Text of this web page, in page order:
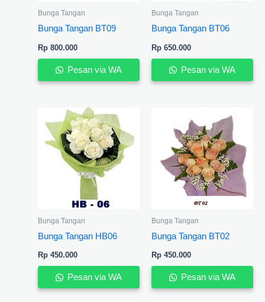
Bunga Tangan
Bunga Tangan BT09
Rp800.000
Pesan via WA
Bunga Tangan
Bunga Tangan BT06
Rp650.000
Pesan via WA
Bunga Tangan
Bunga Tangan HB06
Rp450.000
Pesan via WA
Bunga Tangan
Bunga Tangan BT02
Rp450.000
Pesan via WA